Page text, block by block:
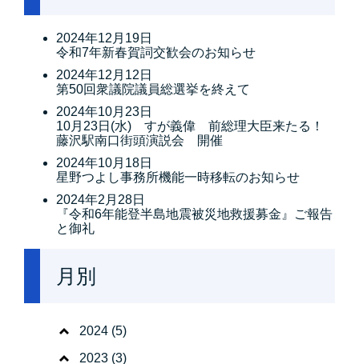
2024年12月19日
令和7年新春賀詞交歓会のお知らせ
2024年12月12日
第50回衆議院議員総選挙を終えて
2024年10月23日
10月23日(水) すが義偉 前総理大臣来たる！
藤沢駅南口街頭演説会 開催
2024年10月18日
星野つよし事務所機能一時移転のお知らせ
2024年2月28日
『令和6年能登半島地震被災地救援募金』ご報告
と御礼
月別
2024 (5)
2023 (3)